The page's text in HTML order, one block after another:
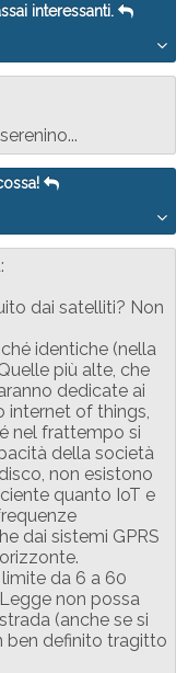
interessanti.
dai satelliti? Non
identiche (nella
più alte, che
dedicate ai
internet of things,
nel frattempo si
della società
non esistono
quanto IoT e
dai sistemi GPRS
da 6 a 60
non possa
(anche se si
ben definito tragitto